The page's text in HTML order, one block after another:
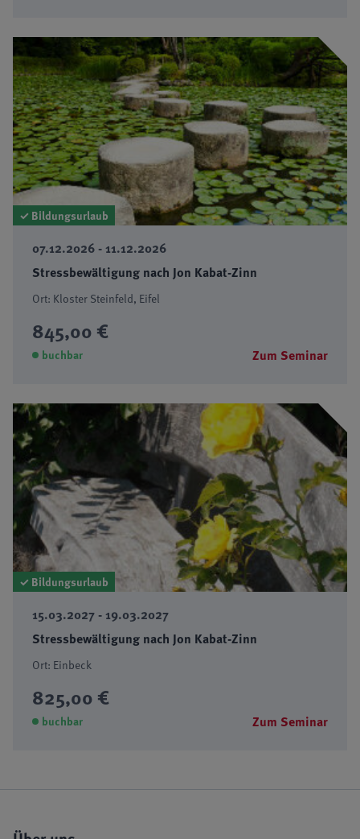
✓ Bildungsurlaub
07.12.2026 - 11.12.2026
Stressbewältigung nach Jon Kabat-Zinn
Ort: Kloster Steinfeld, Eifel
845,00 €
buchbar Zum Seminar
✓ Bildungsurlaub
15.03.2027 - 19.03.2027
Stressbewältigung nach Jon Kabat-Zinn
Ort: Einbeck
825,00 €
buchbar Zum Seminar